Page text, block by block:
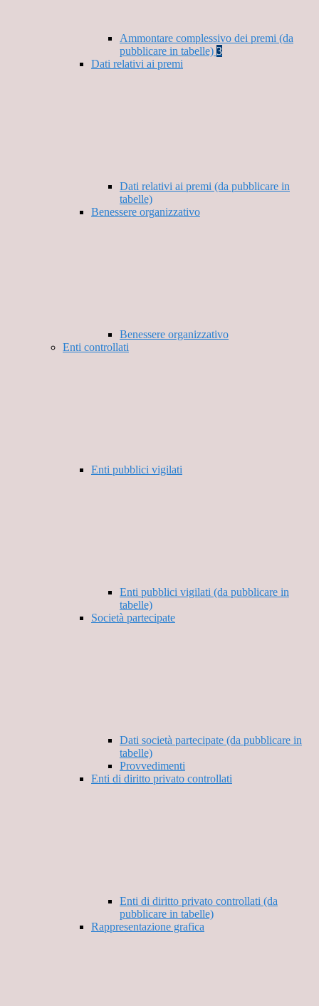
Ammontare complessivo dei premi (da
pubblicare in tabelle) 3
Dati relativi ai premi
Dati relativi ai premi (da pubblicare in
tabelle)
Benessere organizzativo
Benessere organizzativo
Enti controllati
Enti pubblici vigilati
Enti pubblici vigilati (da pubblicare in
tabelle)
Società partecipate
Dati società partecipate (da pubblicare in
tabelle)
Provvedimenti
Enti di diritto privato controllati
Enti di diritto privato controllati (da
pubblicare in tabelle)
Rappresentazione grafica